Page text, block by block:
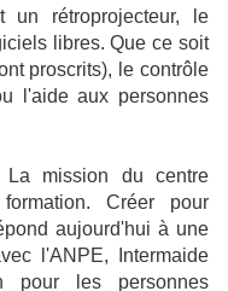
un rétroprojecteur, le
libres. Que ce soit
proscrits), le contrôle
l'aide aux personnes
La mission du centre
Créer pour
aujourd'hui à une
l'ANPE, Intermaide
pour les personnes